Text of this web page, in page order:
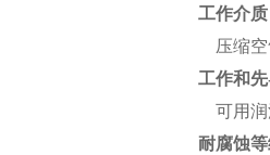
工作介质
压缩
工作和
可用
耐腐蚀